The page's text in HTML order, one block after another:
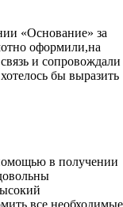
«Основание» за
оформили,на
и сопровождали
бы выразить
в получении
все необходимые